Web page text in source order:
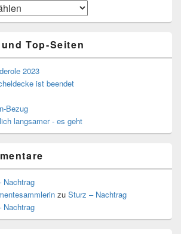
Top-Seiten
2023
ist beendet
Bezug
langsamer - es geht
Nachtrag
zu Sturz – Nachtrag
Nachtrag